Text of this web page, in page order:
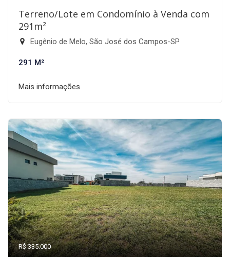
Terreno/Lote em Condomínio à Venda com
291m²
Eugênio de Melo, São José dos Campos-SP
291 M²
Mais informações
R$ 335.000